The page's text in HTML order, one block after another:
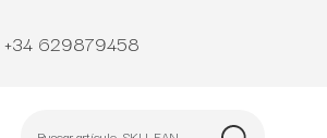
+34 629879458